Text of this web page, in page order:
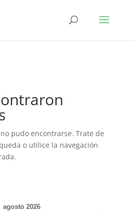
pudo encontrarse. Trate de
o utilice la navegación
agosto 2026